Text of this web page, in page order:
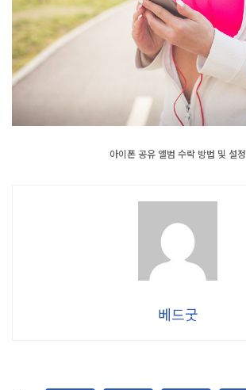
아이폰 공유 앨범 수락 방법 및 설정
베드굿